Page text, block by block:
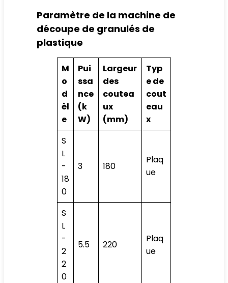
Paramètre de la machine de
découpe de granulés de
plastique
M
o
d
èl
e
Pui
ssa
nce
(k
W)
Largeur
des
coutea
ux
(mm)
Typ
e de
cout
eau
x
S
L
-
18
0
3 180
Plaq
ue
S
L
-
2
2
0
5.5 220
Plaq
ue